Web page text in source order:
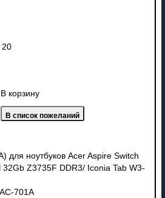
20
В корзину
для ноутбуков Acer Aspire Switch
Z3735F DDR3/ Iconia Tab W3-
701A